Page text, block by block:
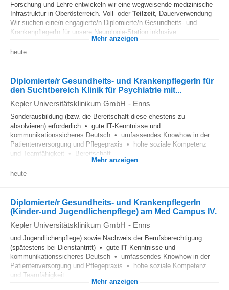
Forschung und Lehre entwickeln wir eine wegweisende medizinische
Infrastruktur in Oberösterreich. Voll- oder Teilzeit, Dauerverwendung
Wir suchen eine/n engagierte/n Diplomierte/n Gesundheits- und
KrankenpflegerIn für unsere Neurologie-Station inklusive...
Mehr anzeigen
heute
Diplomierte/r Gesundheits- und KrankenpflegerIn für
den Suchtbereich Klinik für Psychiatrie mit...
Kepler Universitätsklinikum GmbH - Enns
Sonderausbildung (bzw. die Bereitschaft diese ehestens zu
absolvieren) erforderlich • gute IT-Kenntnisse und
kommunikationssicheres Deutsch • umfassendes Knowhow in der
Patientenversorgung und Pflegepraxis • hohe soziale Kompetenz
und Teamfähigkeit • Bereitschaft...
Mehr anzeigen
heute
Diplomierte/r Gesundheits- und KrankenpflegerIn
(Kinder-und Jugendlichenpflege) am Med Campus IV.
Kepler Universitätsklinikum GmbH - Enns
und Jugendlichenpflege) sowie Nachweis der Berufsberechtigung
(spätestens bei Dienstantritt) • gute IT-Kenntnisse und
kommunikationssicheres Deutsch • umfassendes Knowhow in der
Patientenversorgung und Pflegepraxis • hohe soziale Kompetenz
und Teamfähigkeit...
Mehr anzeigen